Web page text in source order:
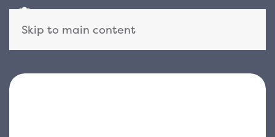
Skip to main content